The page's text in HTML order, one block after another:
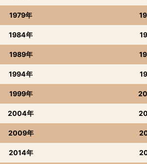
1979年
1984年
1989年
1994年
1999年
2004年
2009年
2014年